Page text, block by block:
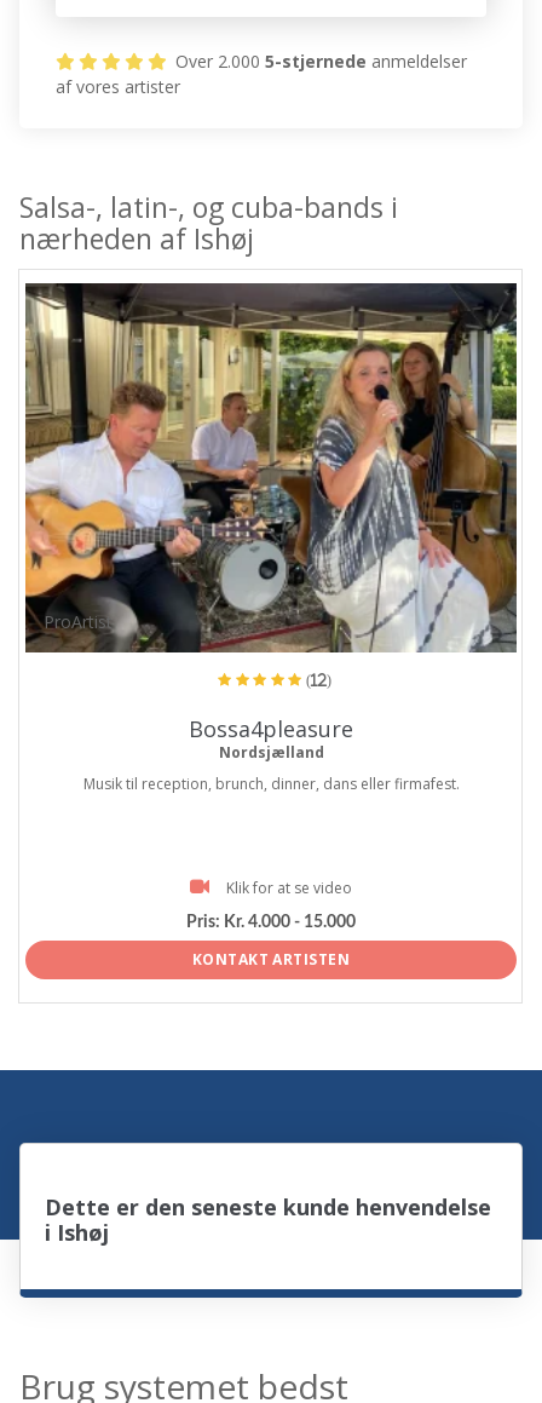
Over 2.0005-stjernede anmeldelser
af vores artister
Salsa-, latin-, og cuba-bands i
nærheden af Ishøj
ProArtist
(12)
Bossa4pleasure
Nordsjælland
Musik til reception, brunch, dinner, dans eller firmafest.
Klik for at se video
Pris: Kr. 4.000 - 15.000
KONTAKT ARTISTEN
Dette er den seneste kunde henvendelse
i Ishøj
Brug systemet bedst